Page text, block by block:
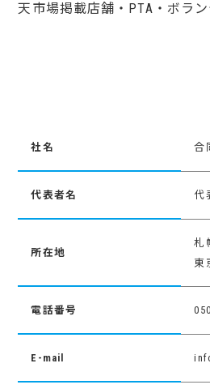
天市場掲載店舗・PTA・ボラ
社名 合
代表者名 代
所在地
札
東
電話番号
E-mail